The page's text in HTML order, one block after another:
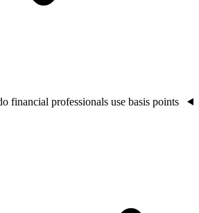
financial professionals use basis points?